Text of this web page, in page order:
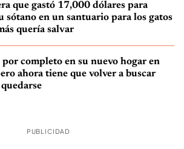
que gastó 17,000 dólares para
sótano en un santuario para los gatos
quería salvar
por completo en su nuevo hogar en
ahora tiene que volver a buscar
PUBLICIDAD